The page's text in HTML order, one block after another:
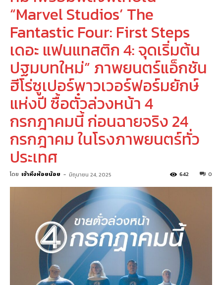
“Marvel Studios’ The
Fantastic Four: First Steps
เดอะ แฟนแทสติก 4: จุดเริ่มต้น
ปฐมบทใหม่” ภาพยนตร์แอ็กชัน
ฮีโร่ซูเปอร์พาวเวอร์ฟอร์มยักษ์
แห่งปี ซื้อตั๋วล่วงหน้า 4
กรกฎาคมนี้ ก่อนฉายจริง 24
กรกฎาคม ในโรงภาพยนตร์ทั่ว
ประเทศ
โดย เจ้าหิ่งห้อยน้อย - มิถุนายน 24, 2025 0
642